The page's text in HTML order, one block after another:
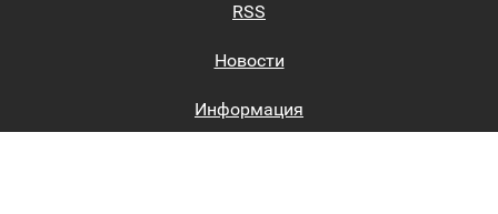
RSS
Новости
Информация